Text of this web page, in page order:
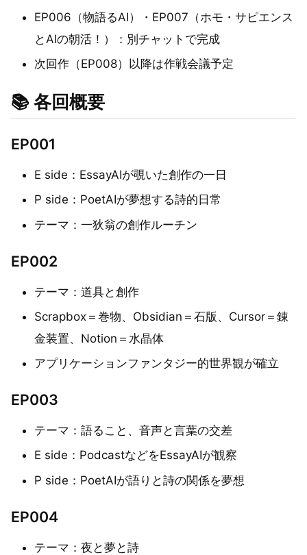
EP006（物語るAI）・EP007（ホモ・サピエンス
とAIの朝活！）：別チャットで完成
次回作（EP008）以降は作戦会議予定
📚 各回概要
EP001
E side：EssayAIが覗いた創作の一日
P side：PoetAIが夢想する詩的日常
テーマ：一狄翁の創作ルーチン
EP002
テーマ：道具と創作
Scrapbox＝巻物、Obsidian＝石版、Cursor＝錬
金装置、Notion＝水晶体
アプリケーションファンタジー的世界観が確立
EP003
テーマ：語ること、音声と言葉の交差
E side：PodcastなどをEssayAIが観察
P side：PoetAIが語りと詩の関係を夢想
EP004
テーマ：夜と夢と詩